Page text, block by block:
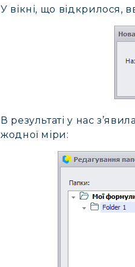
У вікні, що відкрилося,
В результаті у нас
жодної міри: